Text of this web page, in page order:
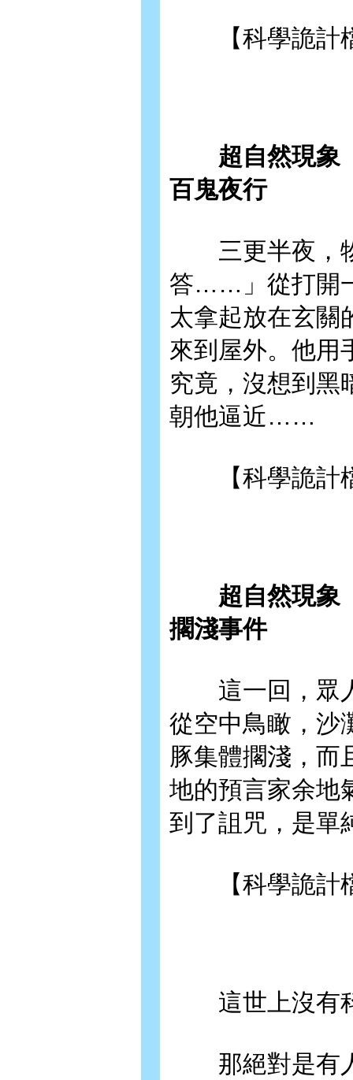
【科學詭計檔
超自然現象【
百鬼夜行
三更半夜，物
答……」從打開
太拿起放在玄關
來到屋外。他用
究竟，沒想到黑
朝他逼近……
【科學詭計檔
超自然現象【
擱淺事件
這一回，眾人
從空中鳥瞰，沙
豚集體擱淺，而
地的預言家余地
到了詛咒，是單
【科學詭計檔
這世上沒有
那絕對是有